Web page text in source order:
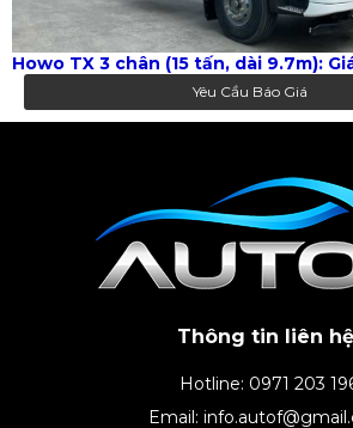
Howo TX 3 chân (15 tấn, dài 9.7m):
Yêu Cầu Báo Giá
Thông tin liên
Hotline: 0971 203
Email: